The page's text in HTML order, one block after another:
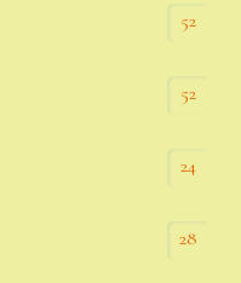
52
52
24
28